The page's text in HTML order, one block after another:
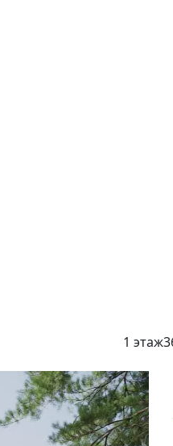
1 этаж